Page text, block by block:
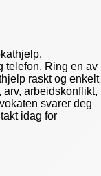
telefon. Ring en av
raskt og enkelt
arbeidskonflikt,
svarer deg
idag for